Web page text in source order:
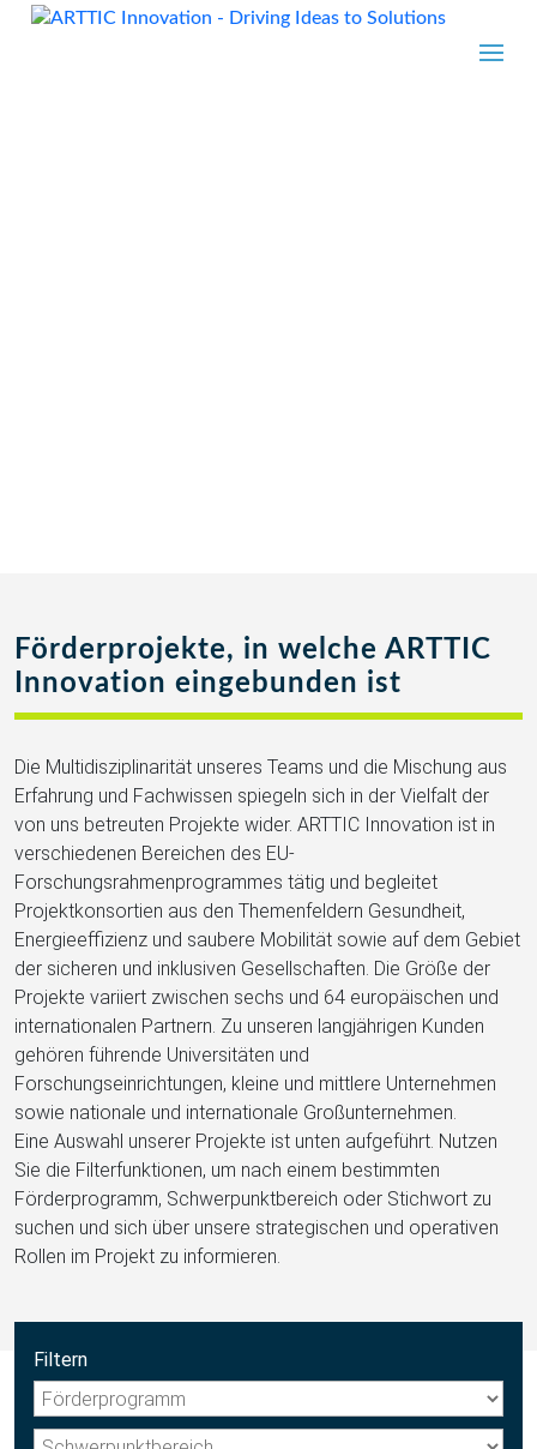
Förderprojekte, in welche ARTTIC
Innovation eingebunden ist
Die Multidisziplinarität unseres Teams und die Mischung aus
Erfahrung und Fachwissen spiegeln sich in der Vielfalt der
von uns betreuten Projekte wider. ARTTIC Innovation ist in
verschiedenen Bereichen des EU-
Forschungsrahmenprogrammes tätig und begleitet
Projektkonsortien aus den Themenfeldern Gesundheit,
Energieeffizienz und saubere Mobilität sowie auf dem Gebiet
der sicheren und inklusiven Gesellschaften. Die Größe der
Projekte variiert zwischen sechs und 64 europäischen und
internationalen Partnern. Zu unseren langjährigen Kunden
gehören führende Universitäten und
Forschungseinrichtungen, kleine und mittlere Unternehmen
sowie nationale und internationale Großunternehmen.
Eine Auswahl unserer Projekte ist unten aufgeführt. Nutzen
Sie die Filterfunktionen, um nach einem bestimmten
Förderprogramm, Schwerpunktbereich oder Stichwort zu
suchen und sich über unsere strategischen und operativen
Rollen im Projekt zu informieren.
Filtern